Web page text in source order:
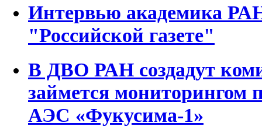
Интервью академика
"Российской газете"
В ДВО РАН создадут
займется мониторингом
АЭС «Фукусима-1»